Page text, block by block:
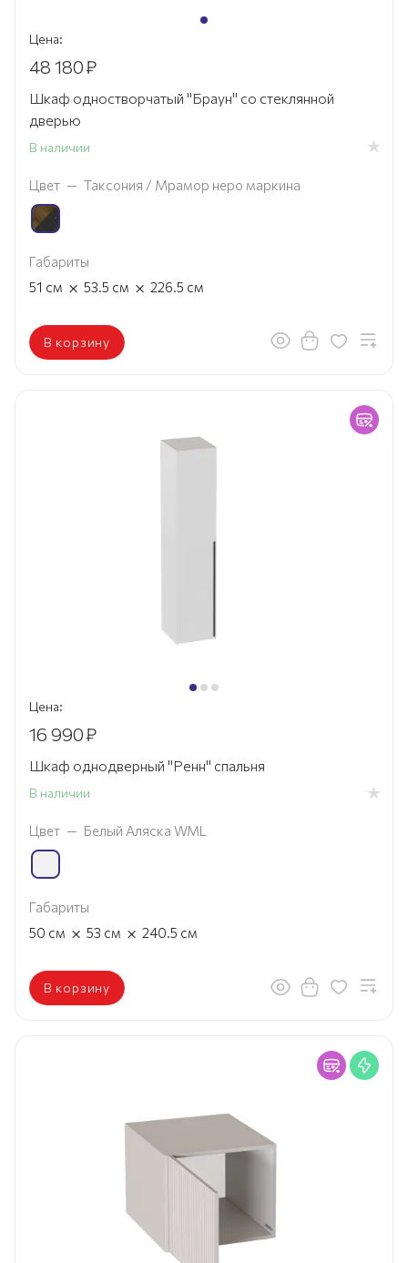
Цена:
48 180₽
Шкаф одностворчатый "Браун" со стеклянной
дверью
В наличии
Цвет — Таксония / Мрамор неро маркина
Габариты
51 см × 53.5 см × 226.5 см
В корзину
Цена:
16 990₽
Шкаф однодверный "Ренн" спальня
В наличии
Цвет — Белый Аляска WML
Габариты
50 см × 53 см × 240.5 см
В корзину